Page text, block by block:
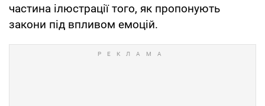
частина ілюстрації того, як пропонують
закони під впливом емоцій.